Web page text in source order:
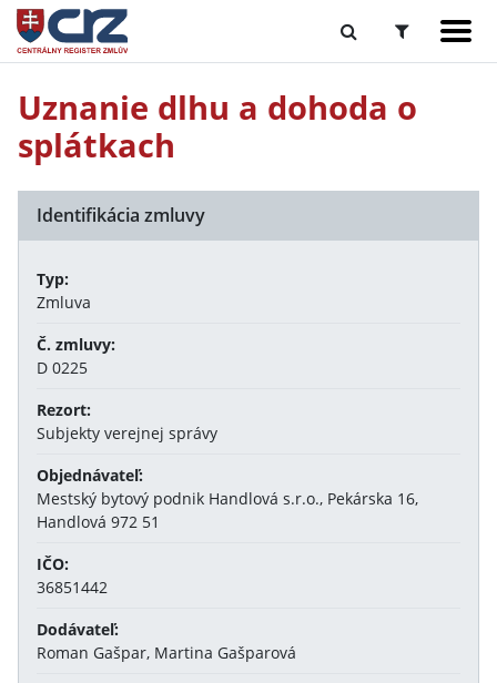
Uznanie dlhu a dohoda o
splátkach
Identifikácia zmluvy
Typ:
Zmluva
Č. zmluvy:
D 0225
Rezort:
Subjekty verejnej správy
Objednávateľ:
Mestský bytový podnik Handlová s.r.o., Pekárska 16,
Handlová 972 51
IČO:
36851442
Dodávateľ:
Roman Gašpar, Martina Gašparová